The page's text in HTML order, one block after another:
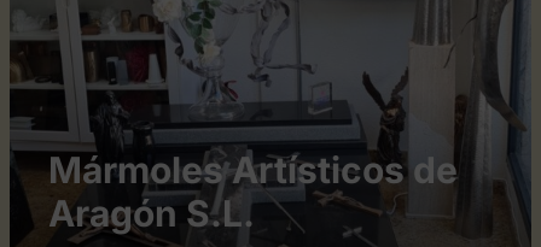
Mármoles Artísticos de
Aragón S.L.